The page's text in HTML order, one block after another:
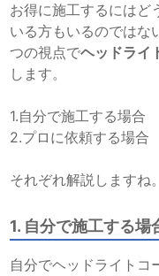
お得に施工するにはど
いる方もいるのではな
つの視点でヘッドライ
します。
1.自分で施工する場合
2.プロに依頼する場合
それぞれ解説しますね。
1. 自分で施工する場
自分でヘッドライトコ